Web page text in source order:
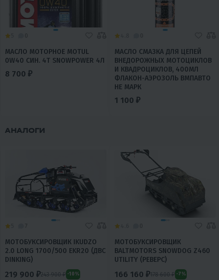
МАСЛО МОТОРНОЕ MOTUL
0W40 СИН. 4T SNOWPOWER 4Л
8 700 ₽
МАСЛО СМАЗКА ДЛЯ ЦЕПЕЙ
ВНЕДОРОЖНЫХ МОТОЦИКЛОВ
И КВАДРОЦИКЛОВ, 400МЛ
ФЛАКОН-АЭРОЗОЛЬ ВМПАВТО
НЕ МАРК
1 100 ₽
АНАЛОГИ
МОТОБУКСИРОВЩИК IKUDZO
2.0 LONG 1700/500 EKR20 (ДВС
DINKING)
219 900 ₽243 900 ₽ -10%
МОТОБУКСИРОВЩИК
BALTMOTORS SNOWDOG Z460
UTILITY (РЕВЕРС)
166 160 ₽178 600 ₽ -7%